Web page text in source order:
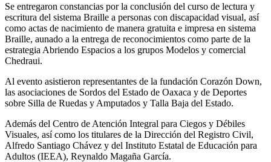
Se entregaron constancias por la conclusión del curso de lectura y
escritura del sistema Braille a personas con discapacidad visual, así
como actas de nacimiento de manera gratuita e impresa en sistema
Braille, aunado a la entrega de reconocimientos como parte de la
estrategia Abriendo Espacios a los grupos Modelos y comercial
Chedraui.
Al evento asistieron representantes de la fundación Corazón Down,
las asociaciones de Sordos del Estado de Oaxaca y de Deportes
sobre Silla de Ruedas y Amputados y Talla Baja del Estado.
Además del Centro de Atención Integral para Ciegos y Débiles
Visuales, así como los titulares de la Dirección del Registro Civil,
Alfredo Santiago Chávez y del Instituto Estatal de Educación para
Adultos (IEEA), Reynaldo Magaña García.